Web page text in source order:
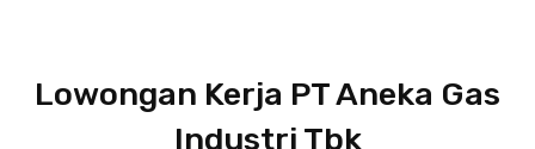
Lowongan Kerja PT Aneka Gas
Industri Tbk